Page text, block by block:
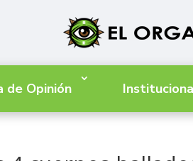
de Opinión